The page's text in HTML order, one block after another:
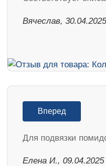
Вячеслав, 30.04.2025
Вперед
Для подвязки
Елена И., 09.04.2025